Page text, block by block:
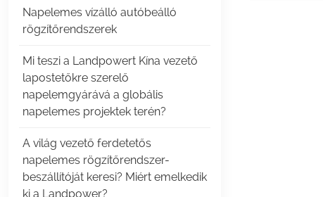
Napelemes vízálló autóbeálló
rögzítőrendszerek
Mi teszi a Landpowert Kína vezető
lapostetőkre szerelő
napelemgyárává a globális
napelemes projektek terén?
A világ vezető ferdetetős
napelemes rögzítőrendszer-
beszállítóját keresi? Miért emelkedik
ki a Landpower?